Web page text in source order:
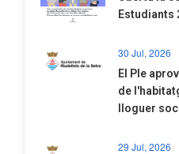
Estudiants
30 Jul, 2026
El Ple
de
lloguer
29 Jul, 2026